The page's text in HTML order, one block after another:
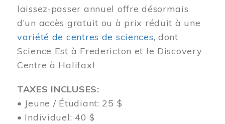
laissez-passer annuel offre désormais
d’un accès gratuit ou à prix réduit à une
variété de centres de sciences, dont
Science Est à Fredericton et le Discovery
Centre à Halifax!
TAXES INCLUSES:
• Jeune / Étudiant: 25 $
• Individuel: 40 $